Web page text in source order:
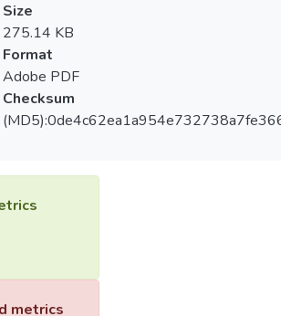
Size
275.14 KB
Format
Adobe PDF
Checksum
metrics